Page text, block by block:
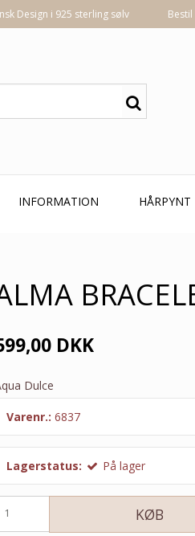
Design i 925 sterling sølv
INFORMATION HÅRPYNT
DKK
Dulce
Varenr.: 6837
Lagerstatus: På lager
KØB